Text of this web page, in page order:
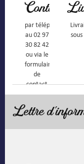
Contact
par téléphone
au 02 97
30 82 42
ou via le
formulaire
de
contact
Lettre